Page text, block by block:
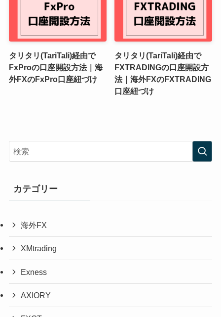
タリタリ(TariTali)経由で
FxProの口座開設方法｜海
外FXのFxPro口座紐づけ
タリタリ(TariTali)経由で
FXTRADINGの口座開設方
法｜海外FXのFXTRADING
口座紐づけ
カテゴリー
海外FX
XMtrading
Exness
AXIORY